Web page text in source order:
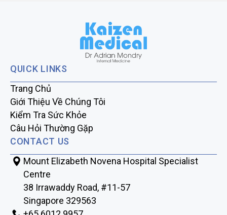
QUICK LINKS
Trang Chủ
Giới Thiệu Về Chúng Tôi
Kiểm Tra Sức Khỏe
Câu Hỏi Thường Gặp
CONTACT US
Mount Elizabeth Novena Hospital Specialist
Centre
38 Irrawaddy Road, #11-57
Singapore 329563